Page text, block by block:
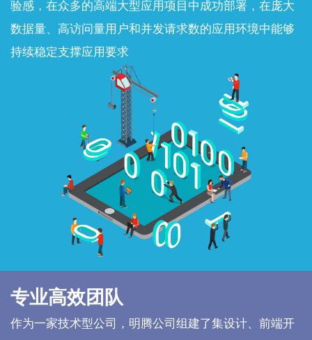
验感，在众多的高端大型应用项目中成功部署，在庞大
数据量、高访问量用户和并发请求数的应用环境中能够
持续稳定支撑应用要求
专业高效团队
作为一家技术型公司，明腾公司组建了集设计、前端开